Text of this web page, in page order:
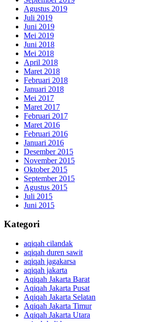
Agustus 2019
Juli 2019
Juni 2019
Mei 2019
Juni 2018
Mei 2018
April 2018
Maret 2018
Februari 2018
Januari 2018
Mei 2017
Maret 2017
Februari 2017
Maret 2016
Februari 2016
Januari 2016
Desember 2015
November 2015
Oktober 2015
September 2015
Agustus 2015
Juli 2015
Juni 2015
Kategori
aqiqah cilandak
aqiqah duren sawit
aqiqah jagakarsa
aqiqah jakarta
Aqiqah Jakarta Barat
Aqiqah Jakarta Pusat
Aqiqah Jakarta Selatan
Aqiqah Jakarta Timur
Aqiqah Jakarta Utara